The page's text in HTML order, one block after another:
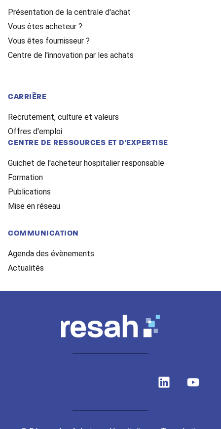
Présentation de la centrale d'achat
Vous êtes acheteur ?
Vous êtes fournisseur ?
Centre de l'innovation par les achats
CARRIÈRE
Recrutement, culture et valeurs
Offres d'emploi
CENTRE DE RESSOURCES ET D'EXPERTISE
Guichet de l'acheteur hospitalier responsable
Formation
Publications
Mise en réseau
COMMUNICATION
Agenda des évènements
Actualités
L
i
e
Y
o
u